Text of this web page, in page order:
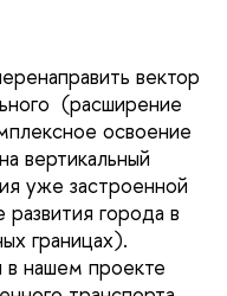
вектор
(расширение
освоение
вертикальный
уже застроенной
города в
границах).
в нашем проекте